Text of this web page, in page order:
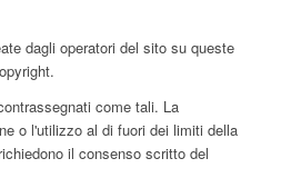
dagli operatori del sito su queste
come tali. La
o l'utilizzo al di fuori dei limiti della
il consenso scritto del